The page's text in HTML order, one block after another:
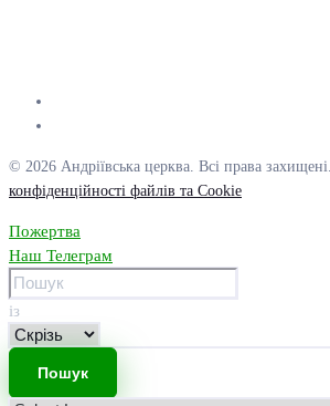
© 2026 Андріївська церква. Всі права захищені.
конфіденційності файлів та Cookie
Пожертва
Наш Телеграм
із